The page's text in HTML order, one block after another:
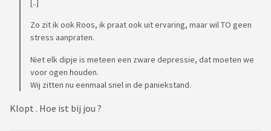
[..]
Zo zit ik ook Roos, ik praat ook uit ervaring, maar wil TO geen
stress aanpraten.
Niet elk dipje is meteen een zware depressie, dat moeten we
voor ogen houden.
Wij zitten nu eenmaal snel in de paniekstand.
Klopt . Hoe ist bij jou ?